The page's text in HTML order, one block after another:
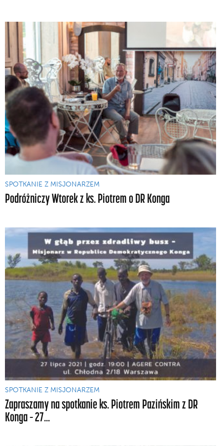
SPOTKANIE Z MISJONARZEM
Podróżniczy Wtorek z ks. Piotrem o DR Konga
SPOTKANIE Z MISJONARZEM
Zapraszamy na spotkanie ks. Piotrem Pazińskim z DR
Konga – 27...